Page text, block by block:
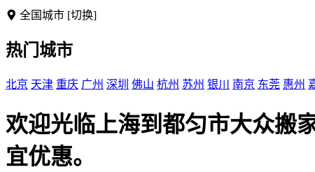
全国城市 [切换]
热门城市
北京 天津 重庆 广州 深圳 佛山 杭州 苏州 银川 南京 东莞 惠州
欢迎光临上海到都匀市大众搬
宜优惠。